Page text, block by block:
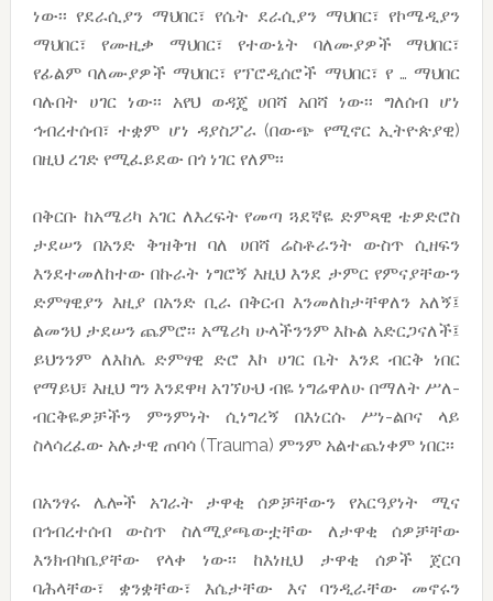
ነው፡፡ የደራሲያን ማህበር፣ የሴት ደራሲያን ማህበር፣ የኮሜዲያን
ማህበር፣ የሙዚቃ ማህበር፣ የተውኔት ባለሙያዎች ማህበር፣
የፊልም ባለሙያዎች ማህበር፣ የፕሮዲሰሮች ማህበር፣ የ … ማህበር
ባሉበት ሀገር ነው፡፡ አየህ ወዳጄ ሀበሻ አበሻ ነው፡፡ ግለሰብ ሆነ
ኅብረተሰብ፣ ተቋም ሆነ ዳያስፖራ (በውጭ የሚኖር ኢትዮጵያዊ)
በዚህ ረገድ የሚፈይደው በጎ ነገር የለም፡፡
በቅርቡ ከአሜሪካ አገር ለእረፍት የመጣ ጓደኛዬ ድምጻዊ ቴዎድሮስ
ታደሠን በአንድ ቅዝቅዝ ባለ ሀበሻ ሬስቶራንት ውስጥ ሲዘፍን
እንደተመለከተው በኩራት ነግሮኝ እዚህ እንደ ታምር የምናያቸውን
ድምፃዊያን እዚያ በአንድ ቢራ በቅርብ እንመለከታቸዋለን አለኝ፤
ልመንህ ታደሠን ጨምሮ፡፡ አሜሪካ ሁላችንንም እኩል አድርጋናለች፤
ይህንንም ለእከሌ ድምፃዊ ድሮ እኮ ሀገር ቤት እንደ ብርቅ ነበር
የማይህ፣ እዚህ ግን እንደዋዛ አገኘሁህ ብዬ ነግሬዋለሁ በማለት ሥለ-
ብርቅዬዎቻችን ምንምነት ሲነግረኝ በእነርሱ ሥነ-ልቦና ላይ
ስላሳረፈው አሉታዊ ጠባሳ (Trauma) ምንም አልተጨነቀም ነበር፡፡
በአንፃሩ ሌሎች አገራት ታዋቂ ሰዎቻቸውን የአርዓያነት ሚና
በኅብረተሰብ ውስጥ ስለሚያጫውቷቸው ለታዋቂ ሰዎቻቸው
እንክብካቤያቸው የላቀ ነው፡፡ ከእነዚህ ታዋቂ ሰዎች ጀርባ
ባሕላቸው፣ ቋንቋቸው፣ እሴታቸው እና ባንዲራቸው መኖሩን